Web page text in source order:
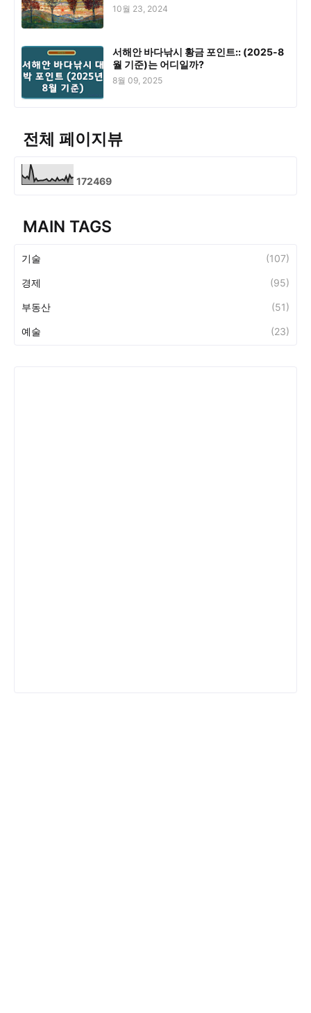
10월 23, 2024
서해안 바다낚시 황금 포인트:: (2025-8
월 기준)는 어디일까?
8월 09, 2025
전체 페이지뷰
172469
MAIN TAGS
기술 (107)
경제 (95)
부동산 (51)
예술 (23)